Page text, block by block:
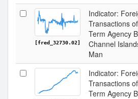
[fred_32730.02]
Indicator:
Transactions
Term Agency
Channel
Man
Indicator:
Transactions
Term Agency